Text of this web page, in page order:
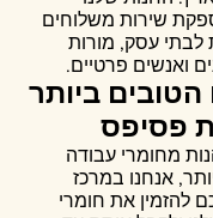
שירות משלוחים
לבתי עסק, מורות
ואנשים פרטיים.
ביותר
פסיפס
מחומרי עבודה
אנחנו במרכז
להזמין את חומרי